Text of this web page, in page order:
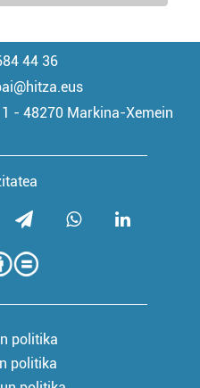
44 36
- 48270 Markina-Xemein
politika
politika